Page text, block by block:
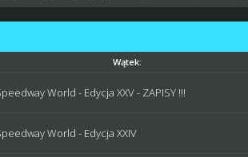
Wątek:
World - Edycja XXV - ZAPISY !!!
World - Edycja XXIV